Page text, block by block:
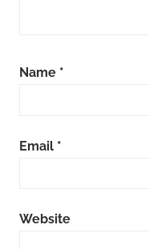
Name *
Email *
Website